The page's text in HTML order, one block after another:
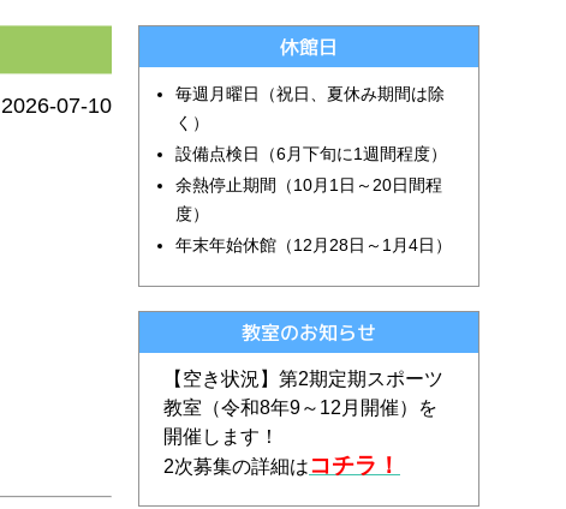
2026-07-10
休館日
毎週月曜日（祝日、夏休み期間は除
く）
設備点検日（6月下旬に1週間程度）
余熱停止期間（10月1日～20日間程
度）
年末年始休館（12月28日～1月4日）
教室のお知らせ
【空き状況】第2期定期スポーツ
教室（令和8年9～12月開催）を
開催します！
2次募集の詳細はコチラ！